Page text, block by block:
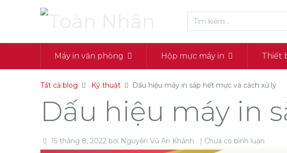
Máy in văn phòng Hộp mực máy in Thiết
Tất cả blog Kỹ thuật Dấu hiệu máy in sắp hết mực và cách xử lý
Dấu hiệu máy in
15 tháng 8, 2022 bởi Nguyễn Vũ An Khánh | Chưa có bình luận